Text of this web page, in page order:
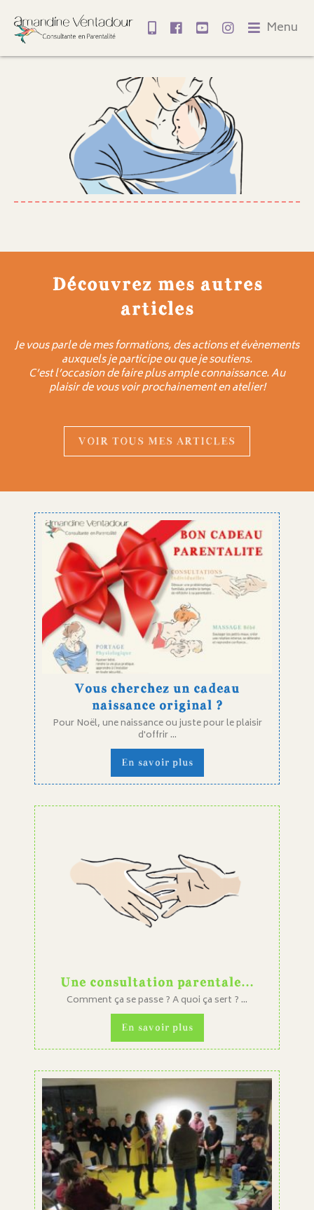
Menu
Découvrez mes autres
articles
Je vous parle de mes formations, des actions et évènements
auxquels je participe ou que je soutiens.
C’est l’occasion de faire plus ample connaissance. Au
plaisir de vous voir prochainement en atelier!
VOIR TOUS MES ARTICLES
Vous cherchez un cadeau
naissance original ?
Pour Noël, une naissance ou juste pour le plaisir
d'offrir ...
En savoir plus
Une consultation parentale…
Comment ça se passe ? A quoi ça sert ? ...
En savoir plus